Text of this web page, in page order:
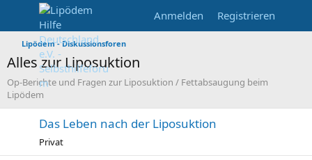
Anmelden Registrieren
Lipödem - Diskussionsforen
Alles zur Liposuktion
Op-Berichte und Fragen zur Liposuktion / Fettabsaugung beim
Lipödem
Das Leben nach der Liposuktion
Privat